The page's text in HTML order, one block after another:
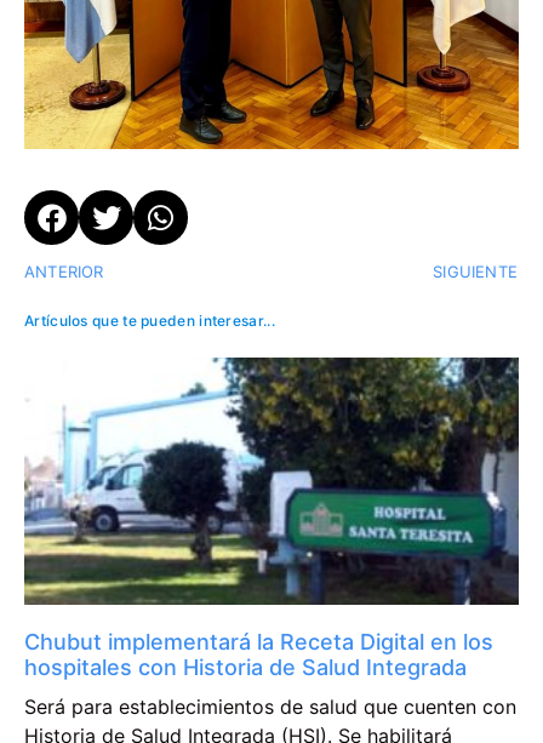
ANTERIOR SIGUIENTE
Artículos que te pueden interesar...
Chubut implementará la Receta Digital en los
hospitales con Historia de Salud Integrada
Será para establecimientos de salud que cuenten con
Historia de Salud Integrada (HSI). Se habilitará